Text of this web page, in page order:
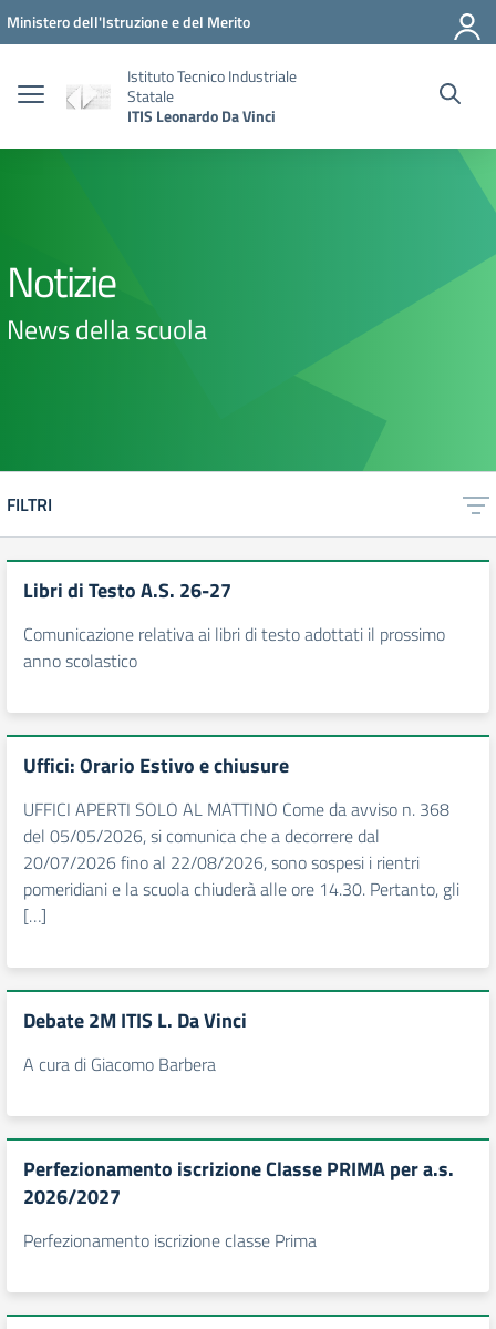
Vai ai contenuti
Vai al menu di navigazione
Vai al footer
Ministero dell'Istruzione e del Merito
Istituto Tecnico Industriale
Statale
ITIS Leonardo Da Vinci
Notizie
News della scuola
FILTRI
Libri di Testo A.S. 26-27
Comunicazione relativa ai libri di testo adottati il prossimo
anno scolastico
Uffici: Orario Estivo e chiusure
UFFICI APERTI SOLO AL MATTINO Come da avviso n. 368
del 05/05/2026, si comunica che a decorrere dal
20/07/2026 fino al 22/08/2026, sono sospesi i rientri
pomeridiani e la scuola chiuderà alle ore 14.30. Pertanto, gli
[…]
Debate 2M ITIS L. Da Vinci
A cura di Giacomo Barbera
Perfezionamento iscrizione Classe PRIMA per a.s.
2026/2027
Perfezionamento iscrizione classe Prima